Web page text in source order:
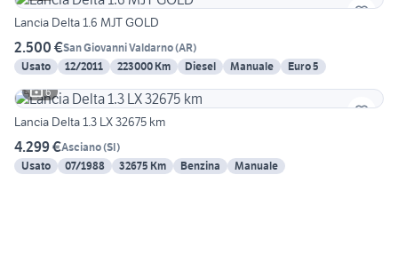
Lancia Delta 1.6 MJT GOLD
2.500 €San Giovanni Valdarno(AR)
Usato
12/2011 223000 Km Diesel Manuale
Euro 5
6
Lancia Delta 1.3 LX 32675 km
4.299 €Asciano(SI)
Usato
07/1988 32675 Km Benzina Manuale